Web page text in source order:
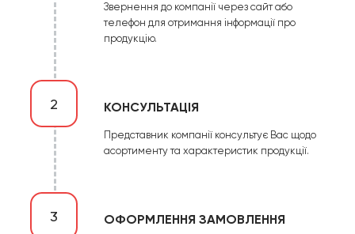
Звернення до компанії через сайт або
телефон для отримання інформації про
продукцію.
2 КОНСУЛЬТАЦІЯ
Представник компанії консультує Вас щодо
асортименту та характеристик продукції.
3 ОФОРМЛЕННЯ ЗАМОВЛЕННЯ